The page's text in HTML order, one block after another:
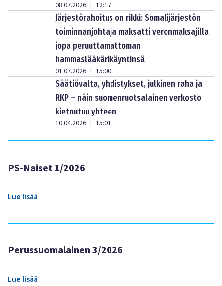
08.07.2026 | 12:17
Järjestörahoitus on rikki: Somalijärjestön
toiminnanjohtaja maksatti veronmaksajilla
jopa peruuttamattoman
hammaslääkärikäyntinsä
01.07.2026 | 15:00
Säätiövalta, yhdistykset, julkinen raha ja
RKP – näin suomenruotsalainen verkosto
kietoutuu yhteen
10.04.2026 | 15:01
PS-Naiset 1/2026
Lue lisää
Perussuomalainen 3/2026
Lue lisää